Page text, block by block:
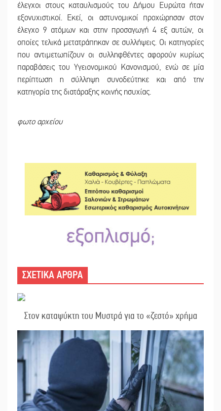
έλεγχοι στους καταυλισμούς του Δήμου Ευρώτα ήταν
εξονυχιστικοί. Εκεί, οι αστυνομικοί προχώρησαν στον
έλεγχο 9 ατόμων και στην προσαγωγή 4 εξ αυτών, οι
οποίες τελικά μετατράπηκαν σε συλλήψεις. Οι κατηγορίες
που αντιμετωπίζουν οι συλληφθέντες αφορούν κυρίως
παραβάσεις του Υγειονομικού Κανονισμού, ενώ σε μία
περίπτωση η σύλληψη συνοδεύτηκε και από την
κατηγορία της διατάραξης κοινής ησυχίας.
φωτο αρχείου
ΣΧΕΤΙΚΑ ΑΡΘΡΑ
Στον καταψύκτη του Μυστρά για το «ζεστό» χρήμα